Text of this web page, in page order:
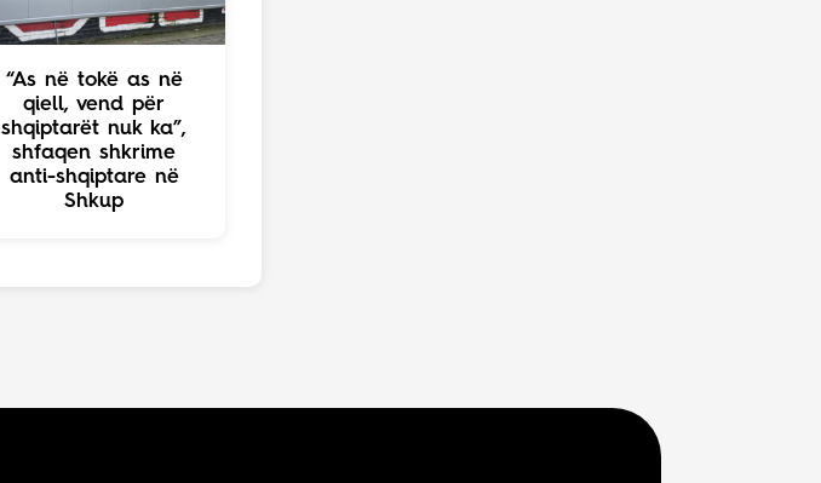
“As në tokë as në
qiell, vend për
shqiptarët nuk ka”,
shfaqen shkrime
anti-shqiptare në
Shkup